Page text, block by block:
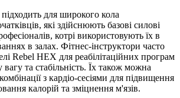
для широкого кола
які здійснюють базові силові
котрі використовують їх в
в залах. Фітнес-інструктори часто
Rebel HEX для реабілітаційних програм
та стабільність. Їх також можна
з кардіо-сесіями для підвищення
калорій та зміцнення м'язів.